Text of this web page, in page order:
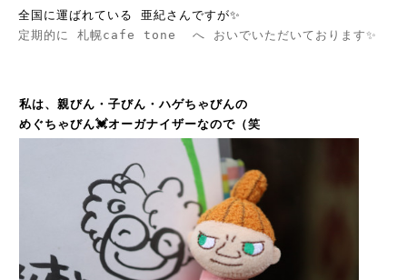
全国に運ばれている 亜紀さんですが✨
定期的に 札幌cafe tone  へ おいでいただいております✨
私は、親びん・子びん・ハゲちゃびんの
めぐちゃびん💓オーガナイザーなので（笑